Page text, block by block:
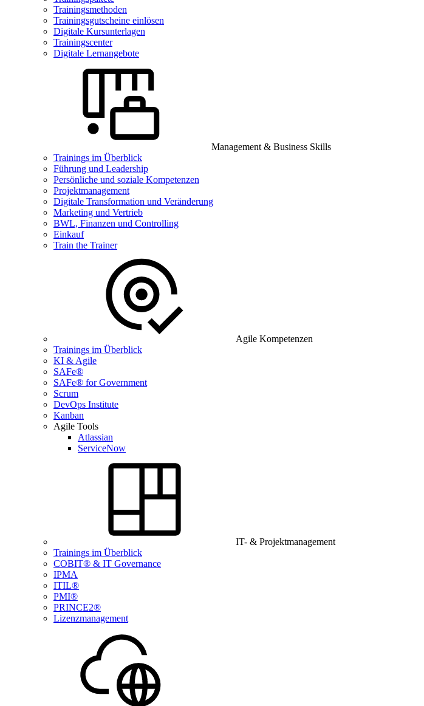
Trainingsmethoden
Trainingsgutscheine einlösen
Digitale Kursunterlagen
Trainingscenter
Digitale Lernangebote
Management & Business Skills
Trainings im Überblick
Führung und Leadership
Persönliche und soziale Kompetenzen
Projektmanagement
Digitale Transformation und Veränderung
Marketing und Vertrieb
BWL, Finanzen und Controlling
Einkauf
Train the Trainer
Agile Kompetenzen
Trainings im Überblick
KI & Agile
SAFe®
SAFe® for Government
Scrum
DevOps Institute
Kanban
Agile Tools
Atlassian
ServiceNow
IT- & Projektmanagement
Trainings im Überblick
COBIT® & IT Governance
IPMA
ITIL®
PMI®
PRINCE2®
Lizenzmanagement